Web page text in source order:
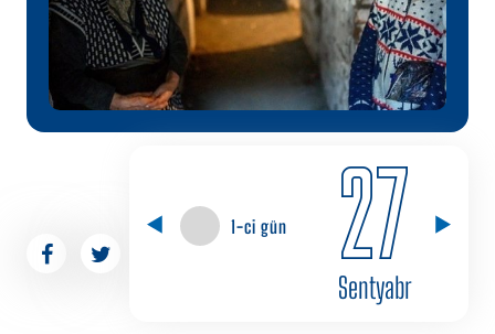
1-ci gün 27
Sentyabr